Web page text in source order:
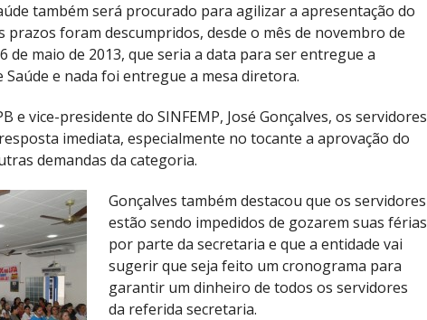
também será procurado para agilizar a apresentação do
prazos foram descumpridos, desde o mês de novembro de
de maio de 2013, que seria a data para ser entregue a
e nada foi entregue a mesa diretora.
e vice-presidente do SINFEMP, José Gonçalves, os servidores
imediata, especialmente no tocante a aprovação do
demandas da categoria.
Gonçalves também destacou que os servidores
estão sendo impedidos de gozarem suas férias
por parte da secretaria e que a entidade vai
sugerir que seja feito um cronograma para
garantir um dinheiro de todos os servidores
da referida secretaria.